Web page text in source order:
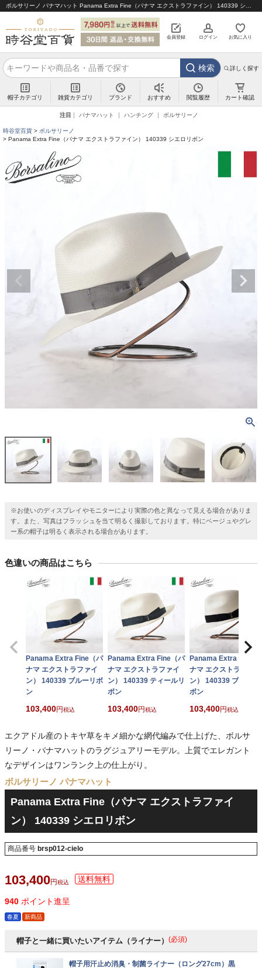
会員登録 ログイン お気に入り
検索 詳しく探す
帽子カテゴリ 雑貨カテゴリ ブランド おすすめ 閲覧履歴 カート確認
注目 パナマハット ハンチング ボルサリーノ
時谷堂百貨
ボルサリーノ
Panama Extra Fine（パナマ エクストラファイン） 140339 シエロリボン
※お使いのディスプレイやモニターにより実際の色と異なって見える場合がありま
す。また、写真はフラッシュを当て明るく撮影しております。特にベージュやグレ
ー系の帽子は明るく表示される場合があります。
色違いの商品はこちら
Panama Extra Fine（パ
ナマ エクストラファイ
ン） 140339 ブルーリボ
ン
103,400 税込
Panama Extra Fine（パ
ナマ エクストラファイ
ン） 140339 ティールリ
ボン
103,400 税込
Panama Extra Fine（
ナマ エクストラファイ
ン） 140339 ブラック
ボン
103,400 税込
エクアドル産のトキヤ草をキメ細かな網代編みで仕上げた、ボルサ
リーノ・パナマハットのラグジュアリーモデル。上質でエレガント
なデザインはワンランク上の仕上がり。
ボルサリーノ パナマハット
Panama Extra Fine（パナマ エクストラファイ
ン） 140339 シエロリボン
商品番号 brsp012-cielo
103,400 税込
940 ポイント進呈
春夏 新商品
帽子と一緒に買いたいアイテム（ライナー） (必須)
帽子用汗止め消臭・制菌ライナー（ロング27cm）黒